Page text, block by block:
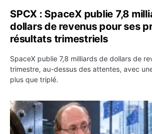
SPCX : SpaceX publie 7,8
dollars de revenus pour ses
résultats trimestriels
SpaceX publie 7,8 milliards de dollars de
trimestre, au-dessus des attentes, avec
plus que triplé.
BlackRock tokenise 311 milliards de